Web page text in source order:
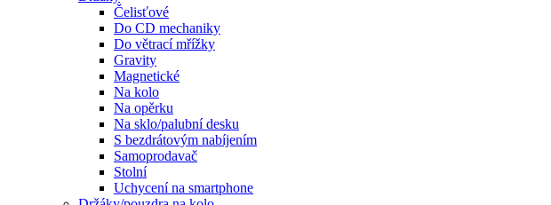
Čelisťové
Do CD mechaniky
Do větrací mřížky
Gravity
Magnetické
Na kolo
Na opěrku
Na sklo/palubní desku
S bezdrátovým nabíjením
Samoprodavač
Stolní
Uchycení na smartphone